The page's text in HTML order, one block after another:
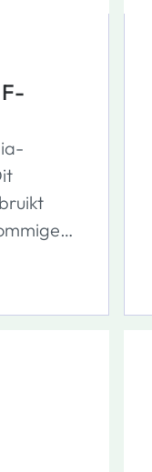
niet